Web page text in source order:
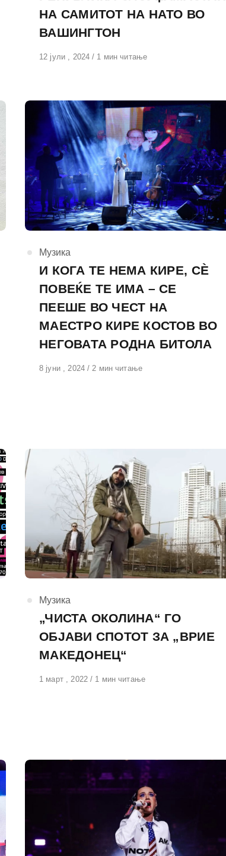
НА САМИТОТ НА НАТО ВО
ВАШИНГТОН
Објавено
12 јули , 2024 1 мин читање
КАтегорија
Музика
И КОГА ТЕ НЕМА КИРЕ, СЀ
ПОВЕЌЕ ТЕ ИМА – СЕ
ПЕЕШЕ ВО ЧЕСТ НА
МАЕСТРО КИРЕ КОСТОВ ВО
НЕГОВАТА РОДНА БИТОЛА
Објавено
8 јуни , 2024 2 мин читање
КАтегорија
Музика
„ЧИСТА ОКОЛИНА“ ГО
ОБЈАВИ СПОТОТ ЗА „ВРИЕ
МАКЕДОНЕЦ“
Објавено
1 март , 2022 1 мин читање